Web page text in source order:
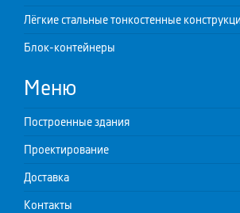
Лёгкие стальные тонкостенные
Блок-контейнеры
Меню
Построенные здания
Проектирование
Доставка
Контакты